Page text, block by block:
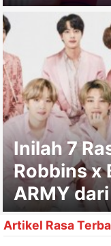
Inilah 7
Robbins x
ARMY
Artikel Rasa